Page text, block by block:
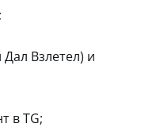
Взлетел) и
в TG;